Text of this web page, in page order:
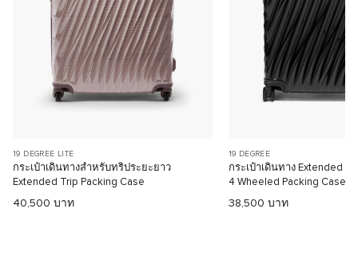
19 DEGREE LITE
กระเป๋าเดินทางสำหรับทริประยะยาว
Extended Trip Packing Case
40,500 บาท
19 DEGREE
กระเป๋าเดินทาง Extended
4 Wheeled Packing Case
38,500 บาท